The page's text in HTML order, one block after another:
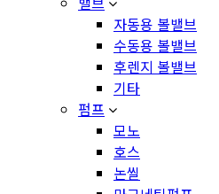
자동용 볼밸브
수동용 볼밸브
후렌지 볼밸브
기타
펌프
모노
호스
논씰